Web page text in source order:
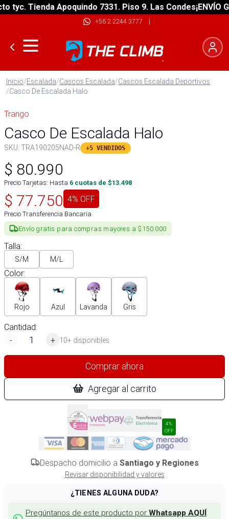
Tienda Apoquindo 7331. Piso 9. Las Condes¡ENVÍO
+56 2 2244 3777 |
Inicio/Escalada/Cascos Escalada/Cascos Escalada Deportivos
/Casco De Escalada Halo
Trango
Casco De Escalada Halo
SKU: TRA190205NAD-R +5 VENDIDOS
$ 80.990
Precio Tarjetas: Hasta 6 cuotas de $13.498
$ 77.750 4% OFF
Precio Transferencia Bancaria
Envío gratis para compras mayores a $150.000
Talla:
S/M M/L
Color:
Rojo Azul Lavanda Gris
Cantidad:
-
+ 10+ disponibles
Comprar ahora
Agregar al carrito
4%
OFF
Despacho domicilio a Santiago y Regiones
Revisar disponibilidad y valores
¿TIENES ALGUNA DUDA?
Pregúntanos de este producto por Whatsapp AQUÍ